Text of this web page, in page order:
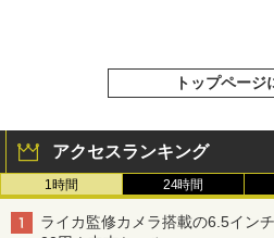
トップページ
アクセスランキング
1時間 24時間
ライカ監修カメラ搭載の6.5イン